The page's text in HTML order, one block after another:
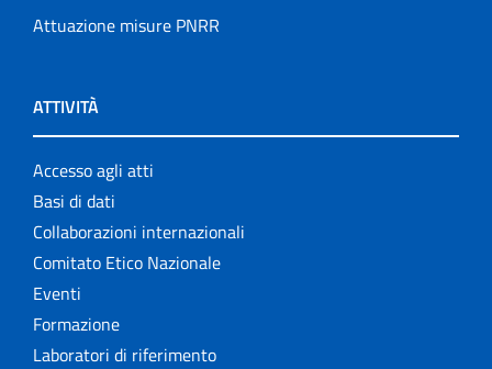
Attuazione misure PNRR
ATTIVITÀ
Accesso agli atti
Basi di dati
Collaborazioni internazionali
Comitato Etico Nazionale
Eventi
Formazione
Laboratori di riferimento